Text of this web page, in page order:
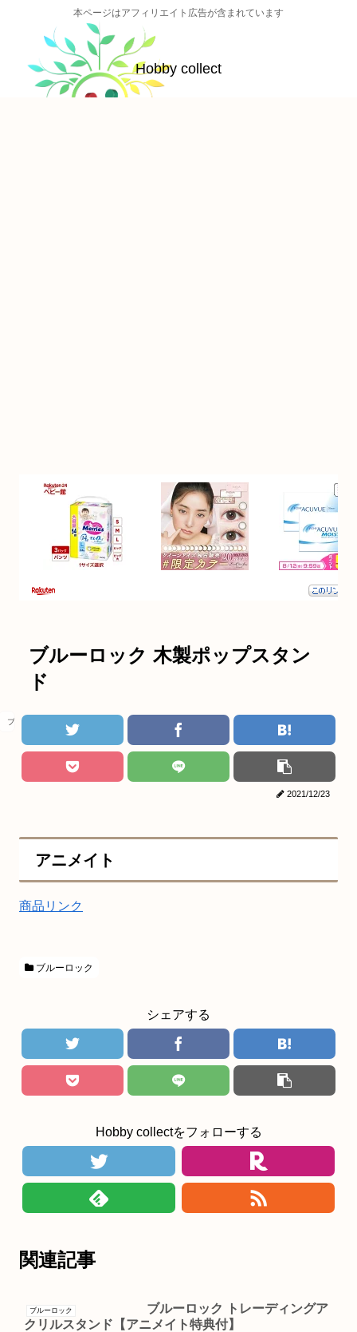
本ページはアフィリエイト広告が含まれています
Hobby collect
ブルーロック 木製ポップスタン
ド
ブルーロック
2021/12/23
アニメイト
商品リンク
ブルーロック
シェアする
Hobby collectをフォローする
関連記事
ブルーロック
ブルーロック トレーディングア
クリルスタンド【アニメイト特典付】